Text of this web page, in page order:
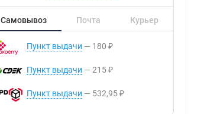
Самовывоз Почта Курьер
Пункт выдачи 180 ₽
Пункт выдачи 215 ₽
Пункт выдачи 532,95 ₽